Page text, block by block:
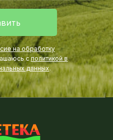
на обработку
сполитикой в
данных.